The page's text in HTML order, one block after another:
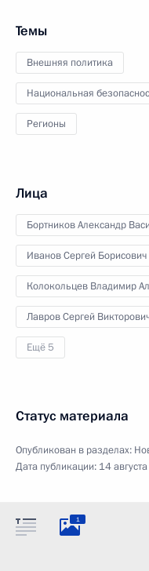
Темы
Внешняя политика
Национальная
Регионы
Лица
Бортников Александр
Иванов Сергей Борисович
Колокольцев Владимир
Лавров Сергей
Ещё 5
Статус материала
Опубликован в разделах:
Дата публикации: 14
1